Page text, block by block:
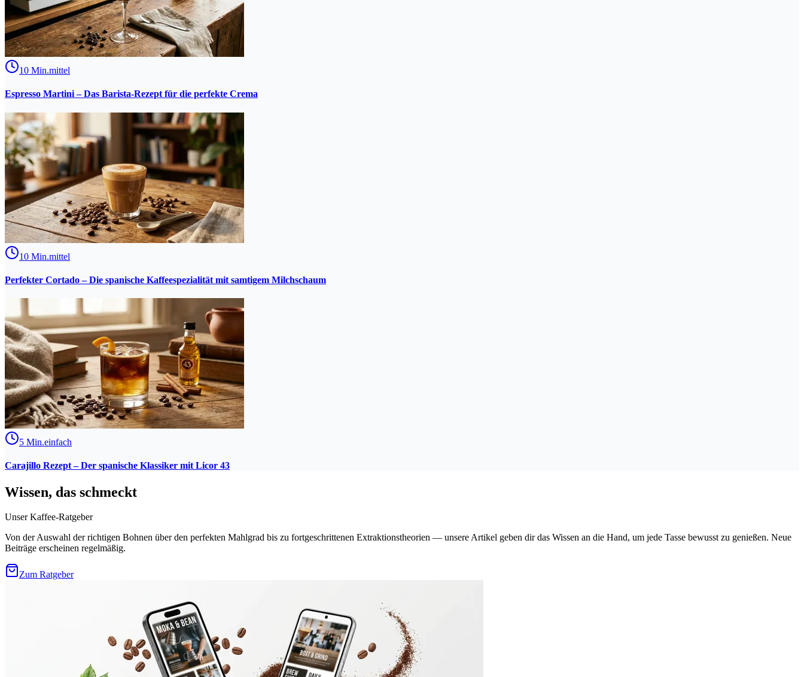
10 Min.mittel
Espresso Martini – Das Barista-Rezept für die perfekte Crema
10 Min.mittel
Perfekter Cortado – Die spanische Kaffeespezialität mit samtigem Milchschaum
5 Min.einfach
Carajillo Rezept – Der spanische Klassiker mit Licor 43
Wissen, das schmeckt
Unser Kaffee-Ratgeber
Von der Auswahl der richtigen Bohnen über den perfekten Mahlgrad bis zu fortgeschrittenen Extraktionstheorien — unsere Artikel geben dir das Wissen an die Hand, um jede Tasse bewusst zu genießen. Neue
Beiträge erscheinen regelmäßig.
Zum Ratgeber